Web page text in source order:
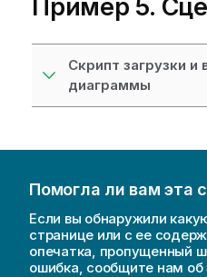
Пример 5.
Скрипт загрузки
диаграммы
Помогла ли вам эта
Если вы обнаружили
странице или с ее
опечатка, пропущенный
ошибка, сообщите нам об